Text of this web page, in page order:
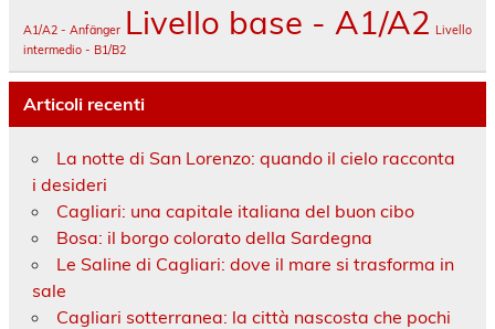
A1/A2 - Anfänger Livello base - A1/A2 Livello
intermedio - B1/B2
Articoli recenti
La notte di San Lorenzo: quando il cielo racconta
i desideri
Cagliari: una capitale italiana del buon cibo
Bosa: il borgo colorato della Sardegna
Le Saline di Cagliari: dove il mare si trasforma in
sale
Cagliari sotterranea: la città nascosta che pochi